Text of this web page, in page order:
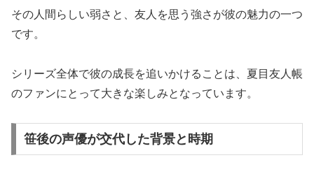
その人間らしい弱さと、友人を思う強さが彼の魅力の一つ
です。
シリーズ全体で彼の成長を追いかけることは、夏目友人帳
のファンにとって大きな楽しみとなっています。
笹後の声優が交代した背景と時期